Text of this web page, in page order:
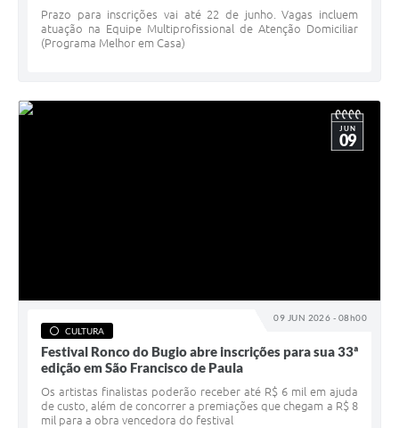
Prazo para inscrições vai até 22 de junho. Vagas incluem
atuação na Equipe Multiprofissional de Atenção Domiciliar
(Programa Melhor em Casa)
09 JUN 2026 - 08h00
JUN
09
CULTURA
Festival Ronco do Bugio abre inscrições para sua 33ª
edição em São Francisco de Paula
Os artistas finalistas poderão receber até R$ 6 mil em ajuda
de custo, além de concorrer a premiações que chegam a R$ 8
mil para a obra vencedora do festival